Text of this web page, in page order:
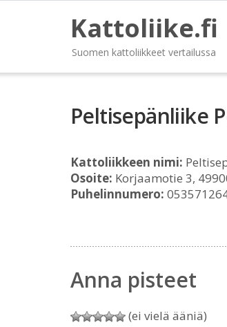
Kattoliike.fi
Suomen kattoliikkeet vertailussa
Peltisepänliike
Kattoliikkeen nimi:
Osoite: Korjaamotie 3,
Puhelinnumero:
Anna pisteet
(ei vielä ääniä)